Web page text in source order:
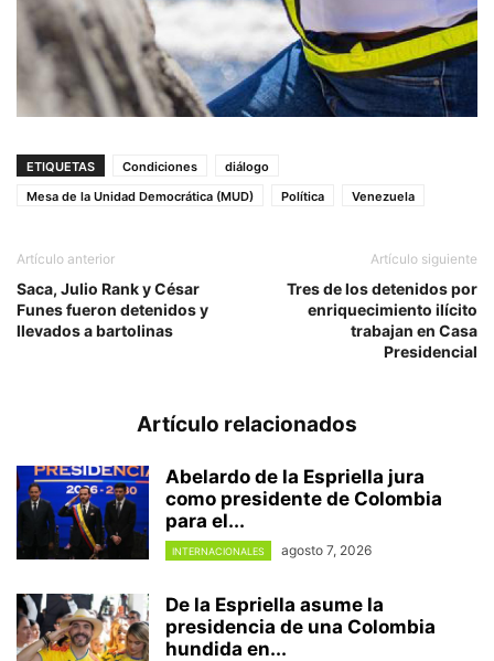
ETIQUETAS Condiciones
diálogo
Mesa de la Unidad Democrática (MUD)
Política Venezuela
Artículo anterior
Saca, Julio Rank y César
Funes fueron detenidos y
llevados a bartolinas
Artículo siguiente
Tres de los detenidos por
enriquecimiento ilícito
trabajan en Casa
Presidencial
Artículo relacionados
Abelardo de la Espriella jura
como presidente de Colombia
para el...
INTERNACIONALES agosto 7, 2026
De la Espriella asume la
presidencia de una Colombia
hundida en...